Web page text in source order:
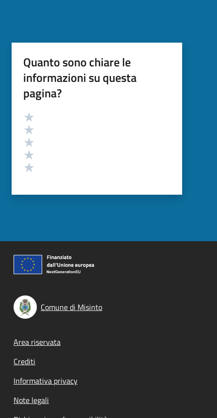
Quanto sono chiare le
informazioni su questa
pagina?
Valutazione
Comune di Misinto
Footer menu
Area riservata
Crediti
Informativa privacy
Note legali